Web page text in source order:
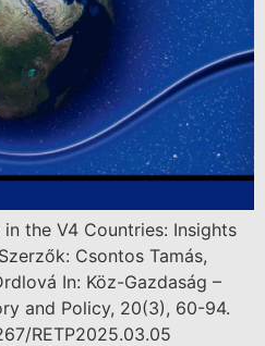
the V4 Countries: Insights
Csontos Tamás,
In: Köz-Gazdaság –
and Policy, 20(3), 60-94.
RETP2025.03.05